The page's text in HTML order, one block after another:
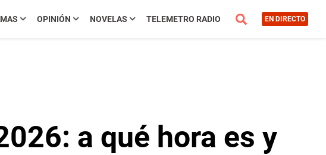
OPINIÓN NOVELAS TELEMETRO RADIO EN DIRECTO
a qué hora es y